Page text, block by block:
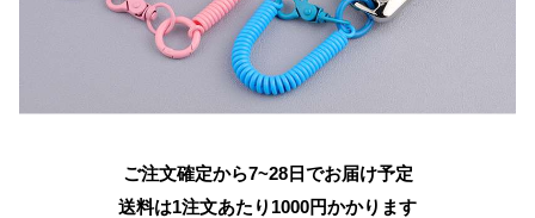
ご注文確定から7~28日でお届け予定
送料は1注文あたり 1000円かかります